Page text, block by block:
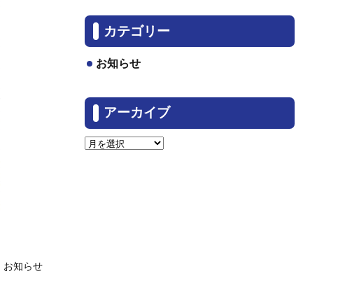
お知らせ
カテゴリー
お知らせ
アーカイブ